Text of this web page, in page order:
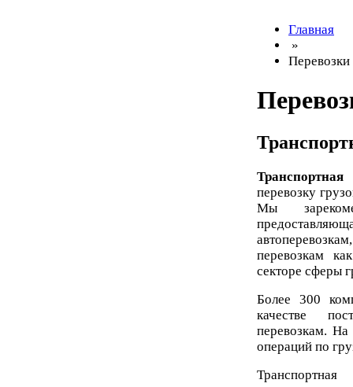
Главная
»
Перевозки
перевозку
Мы
перевозкам
секторе сферы
Более 300
качестве
перевозкам.
операций по